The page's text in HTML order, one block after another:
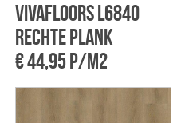
Vivafloors L6840
rechte plank
€ 44,95 p/m2